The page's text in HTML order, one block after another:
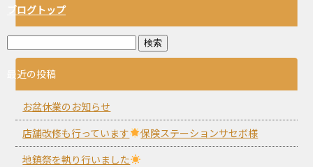
ブログトップ
最近の投稿
お盆休業のお知らせ
店舗改修も行っています
保険ステーションサセボ様
地鎮祭を執り行いました